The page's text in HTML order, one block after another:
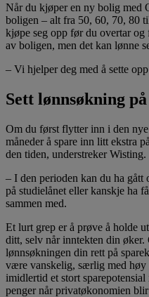
Når du kjøper en ny bolig med
boligen – alt fra 50, 60, 70, 80
kjøpe seg opp før du overtar
av boligen, men det kan lønne
– Vi hjelper deg med å sette
Sett lønnsøkning
Om du først flytter inn i den
måneder å spare inn litt ekstra
den tiden, understreker Wisting.
– I den perioden kan du ha gått
på studielånet eller kanskje ha
sammen med.
Et lurt grep er å prøve å holde
ditt, selv når inntekten din
lønnsøkningen din rett på
være vanskelig, særlig med høy
imidlertid et stort
penger når privatøkonomien